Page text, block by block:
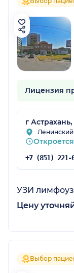
Лицензия
г
УЗИ
Цену
Выбор